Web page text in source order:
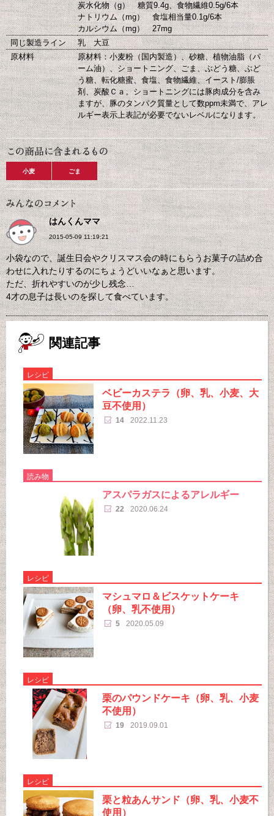
炭水化物（g） 糖質9.4g、食物繊維0.5g/6本
ナトリウム（mg） 食塩相当量0.1g/6本
カルシウム（mg） 27mg
同じ製造ライン
乳 大豆
原材料
原材料：小麦粉（国内製造）、砂糖、植物油脂（パ
ーム油）、ショートニング、ごま、ぶどう糖、ぶど
う糖、転化糖蜜、食塩、食物繊維、イースト/膨脹
剤、炭酸Ｃａ。ショートニングには豚肉成分を含み
ますが、豚のタンパク質量として数ppm未満で、アレ
ルギー表示上表記が必要でないレベルになります。
小麦 ごま
はんくんママ
2015-05-09 11:19:21
小袋なので、誕生日会やクリスマス会の時にもらうお菓子の詰め合
わせに入れたりするのにちょうどいいなぁと思います。
ただ、折れやすいのが少し残念…
4才の息子は長いのを探して食べています。
関連記事
レシピ
ベビーカステラ（卵、乳、小麦、大
豆不使用）
14 2022.11.23
読み物
アスパラガスによるアレルギー
22 2020.06.24
レシピ
マシュマロ＆ビスケットケーキ
（卵、乳不使用）
5 2020.05.09
レシピ
栗のパウンドケーキ（卵、乳、小麦
不使用）
19 2019.09.01
レシピ
栗と粒あんサンド（卵、乳、小麦不
使用）